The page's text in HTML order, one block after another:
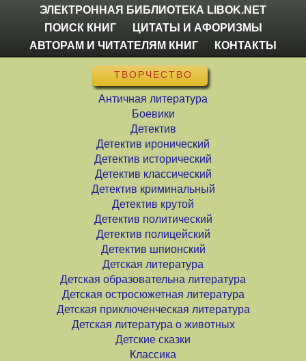
ЭЛЕКТРОННАЯ БИБЛИОТЕКА LIBOK.NET
ПОИСК КНИГ
ЦИТАТЫ И АФОРИЗМЫ
АВТОРАМ И ЧИТАТЕЛЯМ КНИГ
КОНТАКТЫ
ТВОРЧЕСТВО
Античная литература
Боевики
Детектив
Детектив иронический
Детектив исторический
Детектив классический
Детектив криминальный
Детектив крутой
Детектив политический
Детектив полицейский
Детектив шпионский
Детская литература
Детская образовательна литература
Детская остросюжетная литература
Детская приключенческая литература
Детская литература о животных
Детские сказки
Классика